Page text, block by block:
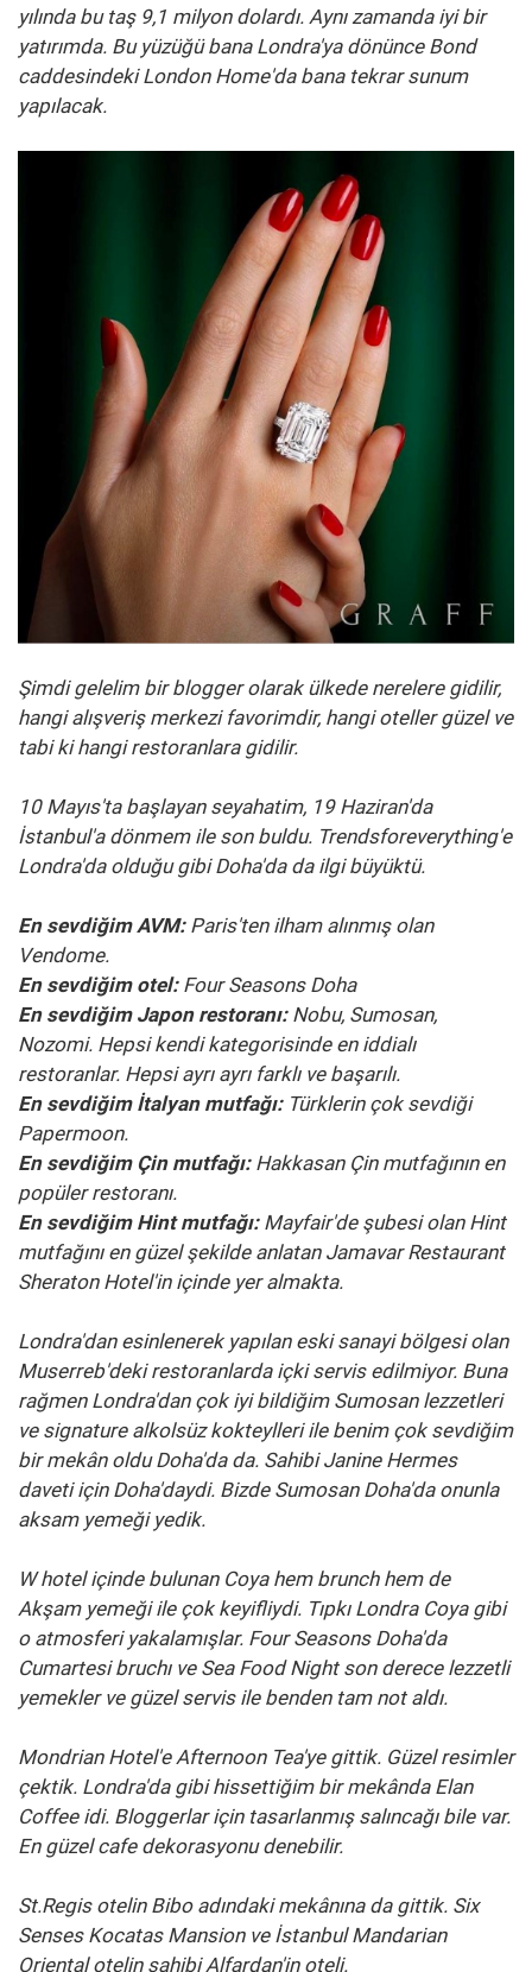
yılında bu taş 9,1 milyon dolardı. Aynı zamanda iyi bir
yatırımda. Bu yüzüğü bana Londra'ya dönünce Bond
caddesindeki London Home'da bana tekrar sunum
yapılacak.
Şimdi gelelim bir blogger olarak ülkede nerelere gidilir,
hangi alışveriş merkezi favorimdir, hangi oteller güzel ve
tabi ki hangi restoranlara gidilir.
10 Mayıs'ta başlayan seyahatim, 19 Haziran'da
İstanbul'a dönmem ile son buldu. Trendsforeverything'e
Londra'da olduğu gibi Doha'da da ilgi büyüktü.
En sevdiğim AVM:Paris'ten ilham alınmış olan
Vendome.
En sevdiğim otel:Four Seasons Doha
En sevdiğim Japon restoranı:Nobu, Sumosan,
Nozomi. Hepsi kendi kategorisinde en iddialı
restoranlar. Hepsi ayrı ayrı farklı ve başarılı.
En sevdiğim İtalyan mutfağı:Türklerin çok sevdiği
Papermoon.
En sevdiğim Çin mutfağı:Hakkasan Çin mutfağının en
popüler restoranı.
En sevdiğim Hint mutfağı:Mayfair'de şubesi olan Hint
mutfağını en güzel şekilde anlatan Jamavar Restaurant
Sheraton Hotel'in içinde yer almakta.
Londra'dan esinlenerek yapılan eski sanayi bölgesi olan
Muserreb'deki restoranlarda içki servis edilmiyor. Buna
rağmen Londra'dan çok iyi bildiğim Sumosan lezzetleri
ve signature alkolsüz kokteylleri ile benim çok sevdiğim
bir mekân oldu Doha'da da. Sahibi Janine Hermes
daveti için Doha'daydi. Bizde Sumosan Doha'da onunla
aksam yemeği yedik.
W hotel içinde bulunan Coya hem brunch hem de
Akşam yemeği ile çok keyifliydi. Tıpkı Londra Coya gibi
o atmosferi yakalamışlar. Four Seasons Doha'da
Cumartesi bruchı ve Sea Food Night son derece lezzetli
yemekler ve güzel servis ile benden tam not aldı.
Mondrian Hotel'e Afternoon Tea'ye gittik. Güzel resimler
çektik. Londra'da gibi hissettiğim bir mekânda Elan
Coffee idi. Bloggerlar için tasarlanmış salıncağı bile var.
En güzel cafe dekorasyonu denebilir.
St.Regis otelin Bibo adındaki mekânına da gittik. Six
Senses Kocatas Mansion ve İstanbul Mandarian
Oriental otelin sahibi Alfardan'in oteli.